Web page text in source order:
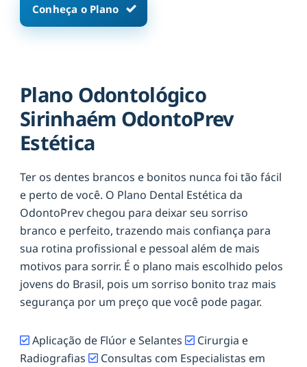
Conheça o Plano
Plano Odontológico
Sirinhaém OdontoPrev
Estética
Ter os dentes brancos e bonitos nunca foi tão fácil
e perto de você. O Plano Dental Estética da
OdontoPrev chegou para deixar seu sorriso
branco e perfeito, trazendo mais confiança para
sua rotina profissional e pessoal além de mais
motivos para sorrir. É o plano mais escolhido pelos
jovens do Brasil, pois um sorriso bonito traz mais
segurança por um preço que você pode pagar.
Aplicação de Flúor e Selantes
Cirurgia e
Radiografias
Consultas com Especialistas em